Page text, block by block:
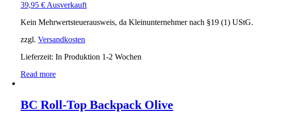
39,95 € Ausverkauft
Kein Mehrwertsteuerausweis, da Kleinunternehmer nach §19 (1) UStG.
zzgl. Versandkosten
Lieferzeit: In Produktion 1-2 Wochen
Read more
BC Roll-Top Backpack Olive